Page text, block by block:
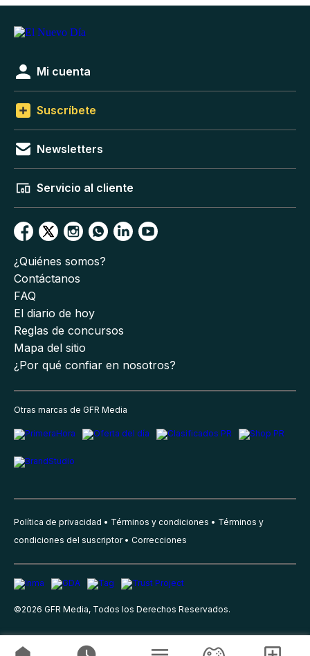
Mi cuenta
Suscríbete
Newsletters
Servicio al cliente
¿Quiénes somos?
Contáctanos
FAQ
El diario de hoy
Reglas de concursos
Mapa del sitio
¿Por qué confiar en nosotros?
Otras marcas de GFR Media
Política de privacidad Términos y condiciones
Términos y
condiciones del suscriptor
Correcciones
©2026 GFR Media, Todos los Derechos Reservados.